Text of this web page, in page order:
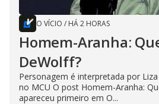
O VÍCIO / HÁ 2 HORAS
Homem-Aranha:
DeWolff?
Personagem é interpretada por
no MCU O post Homem-Aranha:
apareceu primeiro em O...